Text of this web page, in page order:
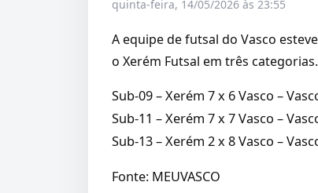
quinta-feira, 14/05/2026 às 23:55
A equipe de futsal do Vasco
o Xerém Futsal em três
Sub-09 – Xerém 7 x 6 Vasco –
Sub-11 – Xerém 7 x 7 Vasco –
Sub-13 – Xerém 2 x 8 Vasco –
Fonte: MEUVASCO